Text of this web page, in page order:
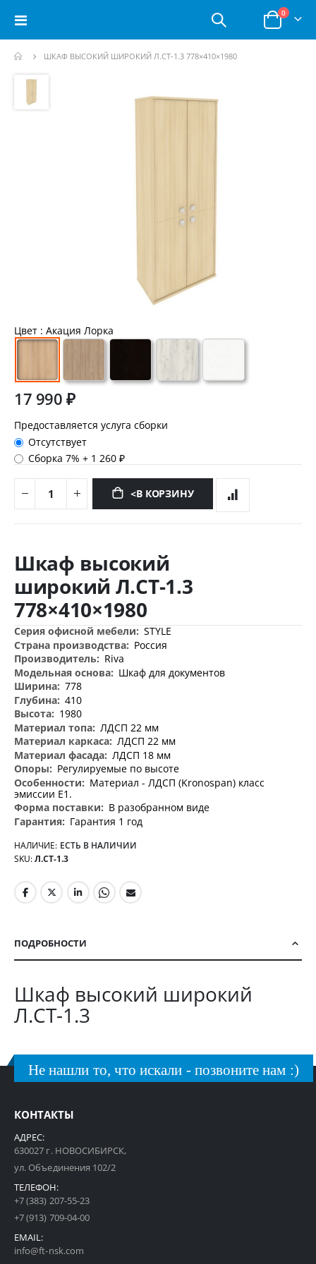
Toggle
Корзина
0позиции
ШКАФ ВЫСОКИЙ ШИРОКИЙ Л.СТ-1.3 778×410×1980
Пропустить
перейти
Цвет : Акация Лорка
17 990 ₽
Предоставляется услуга сборки
Отсутствует
Сборка 7%+ 1 260 ₽
<В КОРЗИНУ
началу
изображений
Шкаф высокий
широкий Л.СТ-1.3
778×410×1980
Дополнительная
информация
STYLE
Россия
Riva
Шкаф для документов
778
410
1980
ЛДСП 22 мм
ЛДСП 22 мм
ЛДСП 18 мм
Регулируемые по высоте
Материал - ЛДСП (Kronospan) класс
эмиссии Е1.
В разобранном виде
Гарантия 1 год
НАЛИЧИЕ: ЕСТЬ В НАЛИЧИИ
SKU Л.СТ-1.3
ПОДРОБНОСТИ
Шкаф высокий широкий
Л.СТ-1.3
Не нашли то, что искали - позвоните нам :)
КОНТАКТЫ
АДРЕС:
630027 г. НОВОСИБИРСК,
ул. Объединения 102/2
ТЕЛЕФОН:
+7 (383) 207-55-23
+7 (913) 709-04-00
EMAIL:
info@ft-nsk.com